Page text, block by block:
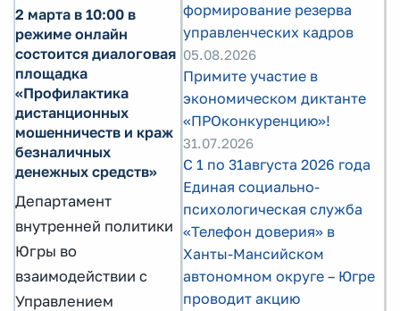
2 марта в 10:00 в
режиме онлайн
состоится диалоговая
площадка
«Профилактика
дистанционных
мошенничеств и краж
безналичных
денежных средств»
Департамент
внутренней политики
Югры во
взаимодействии с
Управлением
формирование резерва
управленческих кадров
05.08.2026
Примите участие в
экономическом диктанте
«ПРОконкуренцию»!
31.07.2026
С 1 по 31августа 2026 года
Единая социально-
психологическая служба
«Телефон доверия» в
Ханты-Мансийском
автономном округе – Югре
проводит акцию